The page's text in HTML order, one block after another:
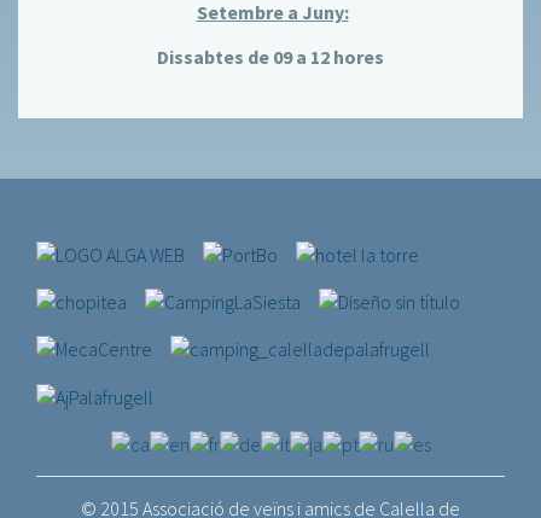
Setembre a Juny:
Dissabtes de 09 a 12 hores
© 2015 Associació de veïns i amics de Calella de